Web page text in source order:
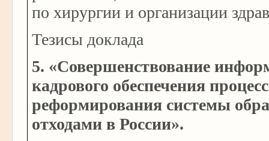
по хирургии и организации
Тезисы доклада
5. «Совершенствование
кадрового обеспечения
реформирования системы
отходами в России».